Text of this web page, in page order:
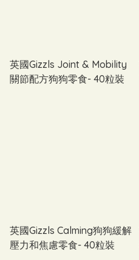
英國Gizzls Joint & Mobility
關節配方狗狗零食- 40粒裝
英國Gizzls Calming狗狗緩解
壓力和焦慮零食- 40粒裝